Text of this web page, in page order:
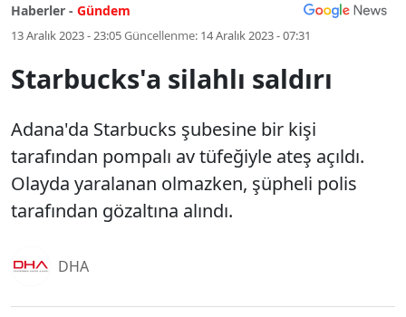
Haberler - Gündem
13 Aralık 2023 - 23:05Güncellenme: 14 Aralık 2023 - 07:31
Starbucks'a silahlı saldırı
Adana'da Starbucks şubesine bir kişi
tarafından pompalı av tüfeğiyle ateş açıldı.
Olayda yaralanan olmazken, şüpheli polis
tarafından gözaltına alındı.
DHA